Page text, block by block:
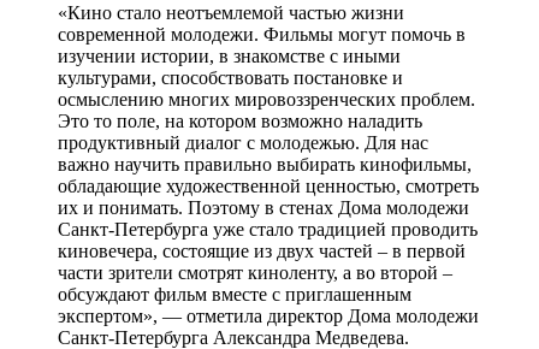
«Кино стало неотъемлемой частью жизни
современной молодежи. Фильмы могут помочь в
изучении истории, в знакомстве с иными
культурами, способствовать постановке и
осмыслению многих мировоззренческих проблем.
Это то поле, на котором возможно наладить
продуктивный диалог с молодежью. Для нас
важно научить правильно выбирать кинофильмы,
обладающие художественной ценностью, смотреть
их и понимать. Поэтому в стенах Дома молодежи
Санкт-Петербурга уже стало традицией проводить
киновечера, состоящие из двух частей – в первой
части зрители смотрят киноленту, а во второй –
обсуждают фильм вместе с приглашенным
экспертом», — отметила директор Дома молодежи
Санкт-Петербурга Александра Медведева.